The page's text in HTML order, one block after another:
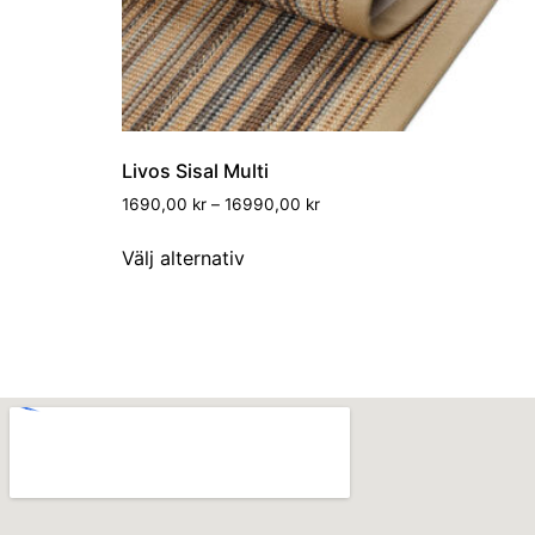
Livos Sisal Multi
1690,00 kr – 16990,00 kr
Välj alternativ